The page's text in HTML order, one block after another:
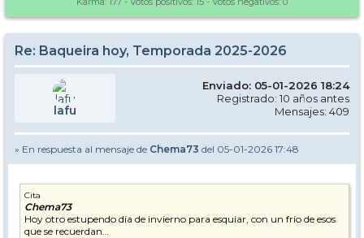
Re: Baqueira hoy, Temporada 2025-2026
lafu
Enviado: 05-01-2026 18:24
Registrado: 10 años antes
Mensajes: 409
» En respuesta al mensaje de Chema73 del 05-01-2026 17:48
Cita
Chema73
Hoy otro estupendo día de invierno para esquiar, con un frío de esos
que se recuerdan…